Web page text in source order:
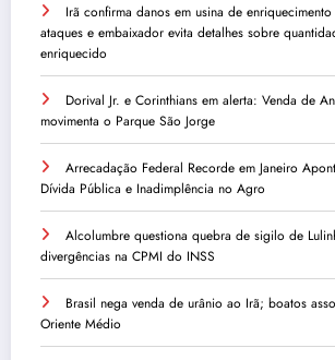
Irã confirma danos em usina de
ataques e embaixador evita detalhes sobre
enriquecido
Dorival Jr. e Corinthians em alerta: Venda de
movimenta o Parque São Jorge
Arrecadação Federal Recorde em Janeiro
Dívida Pública e Inadimplência no Agro
Alcolumbre questiona quebra de sigilo de
divergências na CPMI do INSS
Brasil nega venda de urânio ao Irã; boatos
Oriente Médio